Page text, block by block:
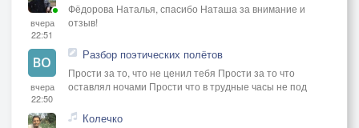
вчера
22:51
Фёдорова Наталья, спасибо Наташа за внимание и
отзыв!
вчера
22:50
Разбор поэтических полётов
Прости за то, что не ценил тебя Прости за то что
оставлял ночами Прости что в трудные часы не под
Колечко